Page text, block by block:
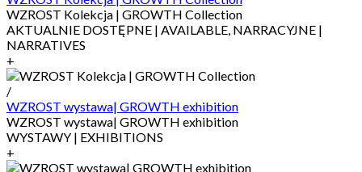
WZROST Kolekcja | GROWTH Collection
AKTUALNIE DOSTĘPNE | AVAILABLE, NARRACYJNE |
NARRATIVES
+
/
WZROST wystawa| GROWTH exhibition
WZROST wystawa| GROWTH exhibition
WYSTAWY | EXHIBITIONS
+